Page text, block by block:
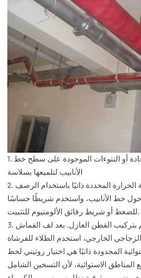
1. افحص الأجزاء الحادة أو النتوءات الموجودة على سطح خط
الأنابيب لتلميعها بسلاسة
2. قم بتثبيت درجة الحرارة المحددة ذاتيًا باستخدام الرصف
حول خط الأنابيب، واستخدم شريطًا حساسًا
للضغط أو شريط رقائق الألومنيوم للتثبيت.
3. بعد اكتمال الطاقة، قم بتركيب القطن العازل. بعد لف القماش
المحدودة ذاتيًا هي اختيار روتيني لخط
المناطق الاستوائية، لأن التسخين الشامل